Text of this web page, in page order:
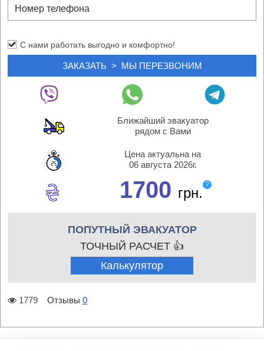
С нами работать выгодно и комфортно!
Ближайший эвакуатор
рядом с Вами
Цена актуальна на
06 августа 2026г.
1700 грн.
?
ПОПУТНЫЙ ЭВАКУАТОР
ТОЧНЫЙ РАСЧЕТ 👍
Калькулятор
1779 Отзывы 0